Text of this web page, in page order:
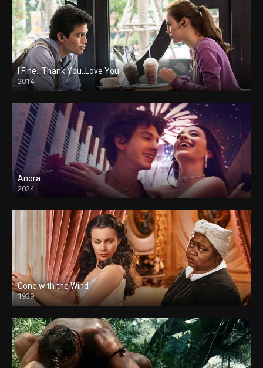
I Fine.. Thank You..Love You
2014
Anora
2024
Gone with the Wind
1939